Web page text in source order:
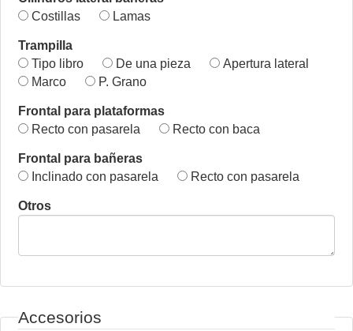
Costillas
Lamas
Trampilla
Tipo libro
De una pieza
Marco
P. Grano
Frontal para plataformas
Recto con pasarela
Recto con baca
Frontal para bañeras
Inclinado con pasarela
Recto con pasarela
Otros
Accesorios